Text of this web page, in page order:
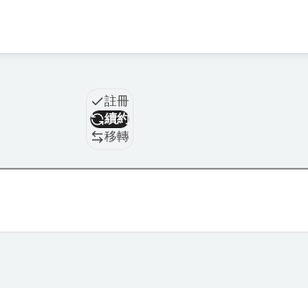
域名註冊
續約
移轉